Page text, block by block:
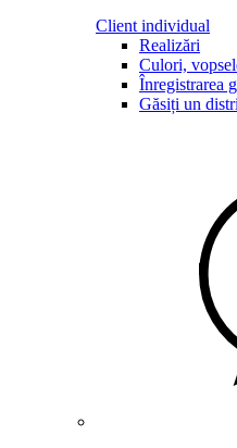
Client individual
Realizări
Culori,
Înregistrarea
Găsiți un